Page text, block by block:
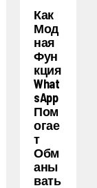
Как
Мод
Ная
Фун
Кция
What
SApp
Пом
Огае
Т
Обм
Аны
Вать